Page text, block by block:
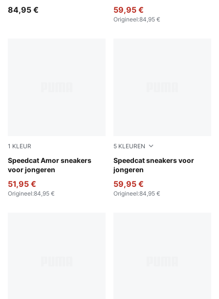
84,95 € 59,95 €
Origineel:84,95 €
1 KLEUR
Speedcat Amor sneakers
voor jongeren
Vapor Gray-Jasmine Flower
51,95 €
Origineel:84,95 €
5 KLEUREN
Speedcat sneakers voor
jongeren
PUMA Black-Pelé Yellow
59,95 €
Origineel:84,95 €